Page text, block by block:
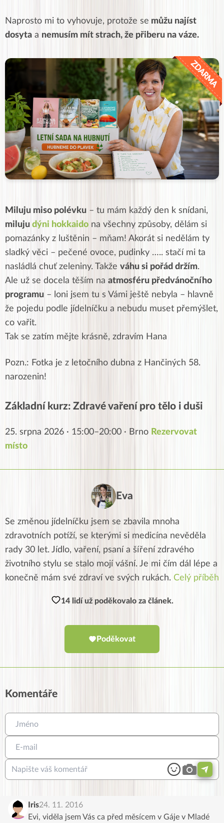
Naprosto mi to vyhovuje, protože se můžu najíst
dosyta a nemusím mít strach, že přiberu na váze.
Miluju miso polévku – tu mám každý den k snídani,
miluju dýni hokkaido na všechny způsoby, dělám si
pomazánky z luštěnin – mňam! Akorát si nedělám ty
sladký věci – pečené ovoce, pudinky ….. stačí mi ta
nasládlá chuť zeleniny. Takže váhu si pořád držím.
Ale už se docela těším na atmosféru předvánočního
programu – loni jsem tu s Vámi ještě nebyla – hlavně
že pojedu podle jídelníčku a nebudu muset přemýšlet,
co vařit.
Tak se zatím mějte krásně, zdravím Hana
Pozn.: Fotka je z letočního dubna z Hančiných 58.
narozenin!
Základní kurz: Zdravé vaření pro tělo i duši
25. srpna 2026 · 15:00–20:00 · Brno Rezervovat
místo
Eva
Se změnou jídelníčku jsem se zbavila mnoha
zdravotních potíží, se kterými si medicína nevěděla
rady 30 let. Jídlo, vaření, psaní a šíření zdravého
životního stylu se stalo mojí vášní. Je mi čím dál lépe a
konečně mám své zdraví ve svých rukách. Celý příběh
14 lidí už poděkovalo za článek.
Poděkovat
Komentáře
Iris24. 11. 2016
Evi, viděla jsem Vás ca před měsícem v Gáje v Mladé